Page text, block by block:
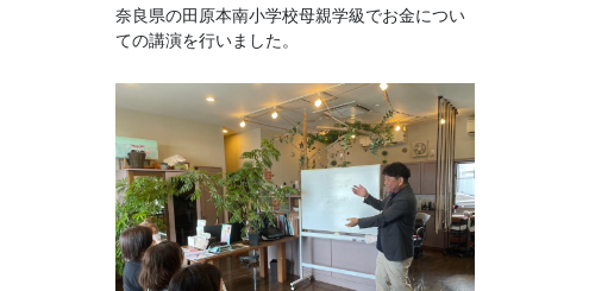
奈良県の田原本南小学校母親学級でお金につい
ての講演を行いました。